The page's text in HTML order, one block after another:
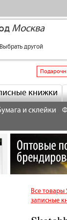
Москва
Выбрать другой
книжки
и склейки
Все
записные